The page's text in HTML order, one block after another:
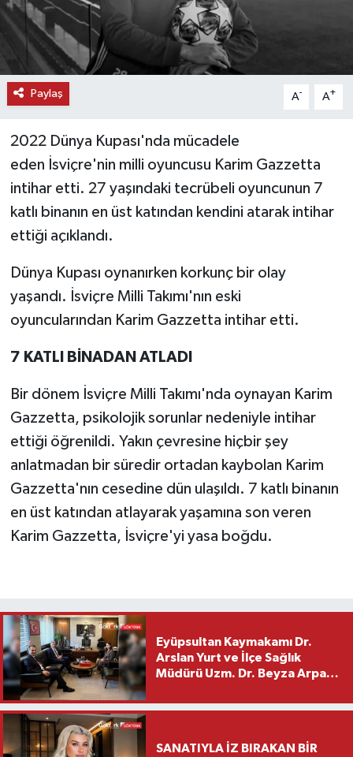
Paylaş A- A+
2022 Dünya Kupası'nda mücadele
eden İsviçre'nin milli oyuncusu Karim Gazzetta
intihar etti. 27 yaşındaki tecrübeli oyuncunun 7
katlı binanın en üst katından kendini atarak intihar
ettiği açıklandı.
Dünya Kupası oynanırken korkunç bir olay
yaşandı. İsviçre Milli Takımı'nın eski
oyuncularından Karim Gazzetta intihar etti.
7 KATLI BİNADAN ATLADI
Bir dönem İsviçre Milli Takımı'nda oynayan Karim
Gazzetta, psikolojik sorunlar nedeniyle intihar
ettiği öğrenildi. Yakın çevresine hiçbir şey
anlatmadan bir süredir ortadan kaybolan Karim
Gazzetta'nın cesedine dün ulaşıldı. 7 katlı binanın
en üst katından atlayarak yaşamına son veren
Karim Gazzetta, İsviçre'yi yasa boğdu.
Eyüpsultan Kaymakamı Dr.
Arslan Yurt ve İlçe Sağlık
Müdürü Uzm. Dr. Beyza Arpacı
Ziyareti
SANATIYLA İZ BIRAKAN BİR
MAGAZİN
ÖZEL HABER
SAĞLIK
TEKNOLOJİ
TİCARET